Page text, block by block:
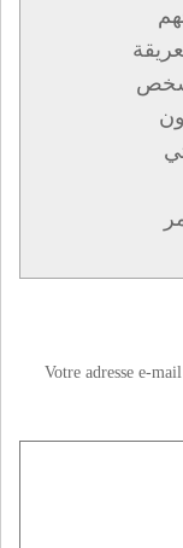
شخص
Votre adresse e-